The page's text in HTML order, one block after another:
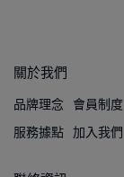
關於我們
品牌理念 會員制度
服務據點 加入我們